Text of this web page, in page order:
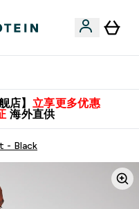
店】 立享更多优惠
海外直供
- Black